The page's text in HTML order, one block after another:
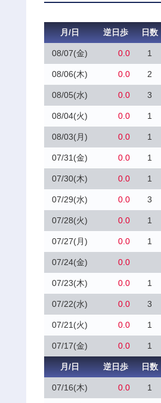
月/日 逆日歩 日数
08/07(金) 0.0 1
08/06(木) 0.0 2
08/05(水) 0.0 3
08/04(火) 0.0 1
08/03(月) 0.0 1
07/31(金) 0.0 1
07/30(木) 0.0 1
07/29(水) 0.0 3
07/28(火) 0.0 1
07/27(月) 0.0 1
07/24(金) 0.0
07/23(木) 0.0 1
07/22(水) 0.0 3
07/21(火) 0.0 1
07/17(金) 0.0 1
月/日 逆日歩 日数
07/16(木) 0.0 1